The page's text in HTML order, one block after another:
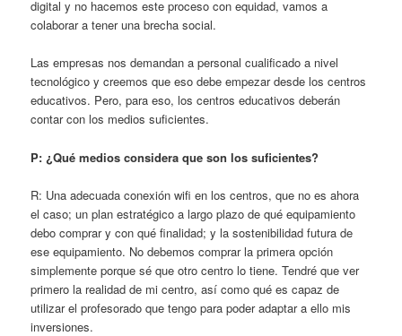
digital y no hacemos este proceso con equidad, vamos a
colaborar a tener una brecha social.
Las empresas nos demandan a personal cualificado a nivel
tecnológico y creemos que eso debe empezar desde los centros
educativos. Pero, para eso, los centros educativos deberán
contar con los medios suficientes.
P: ¿Qué medios considera que son los suficientes?
R: Una adecuada conexión wifi en los centros, que no es ahora
el caso; un plan estratégico a largo plazo de qué equipamiento
debo comprar y con qué finalidad; y la sostenibilidad futura de
ese equipamiento. No debemos comprar la primera opción
simplemente porque sé que otro centro lo tiene. Tendré que ver
primero la realidad de mi centro, así como qué es capaz de
utilizar el profesorado que tengo para poder adaptar a ello mis
inversiones.